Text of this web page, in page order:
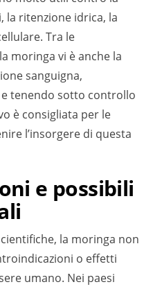
la ritenzione idrica, la
Tra le
moringa vi è anche la
sanguigna,
tenendo sotto controllo
è consigliata per le
l’insorgere di questa
e possibili
la moringa non
o effetti
umano. Nei paesi